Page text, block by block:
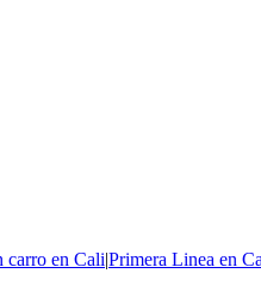
carro en Cali|Primera Linea en